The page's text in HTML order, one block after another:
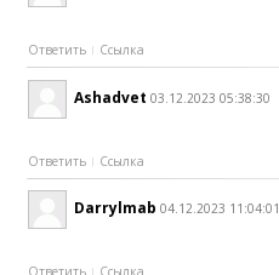
Ответить Ссылка
Ashadvet 03.12.2023 05:38:30
Ответить Ссылка
Darrylmab 04.12.2023 11:04:01